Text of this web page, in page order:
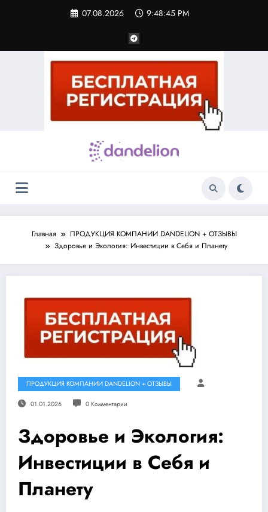
07.08.2026 9:48:46 PM
Главная
ПРОДУКЦИЯ КОМПАНИИ DANDELION + ОТЗЫВЫ
Здоровье и Экология: Инвестиции в Себя и Планету
ПРОДУКЦИЯ КОМПАНИИ DANDELION + ОТЗЫВЫ
01.01.2026 0 Комментарии
Здоровье и Экология:
Инвестиции в Себя и
Планету